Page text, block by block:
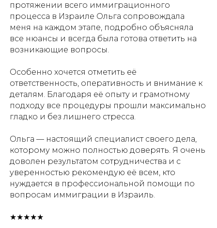
протяжении всего иммиграционного
процесса в Израиле Ольга сопровождала
меня на каждом этапе, подробно объясняла
все нюансы и всегда была готова ответить на
возникающие вопросы.
Особенно хочется отметить её
ответственность, оперативность и внимание к
деталям. Благодаря её опыту и грамотному
подходу все процедуры прошли максимально
гладко и без лишнего стресса.
Ольга — настоящий специалист своего дела,
которому можно полностью доверять. Я очень
доволен результатом сотрудничества и с
уверенностью рекомендую её всем, кто
нуждается в профессиональной помощи по
вопросам иммиграции в Израиль.
★★★★★